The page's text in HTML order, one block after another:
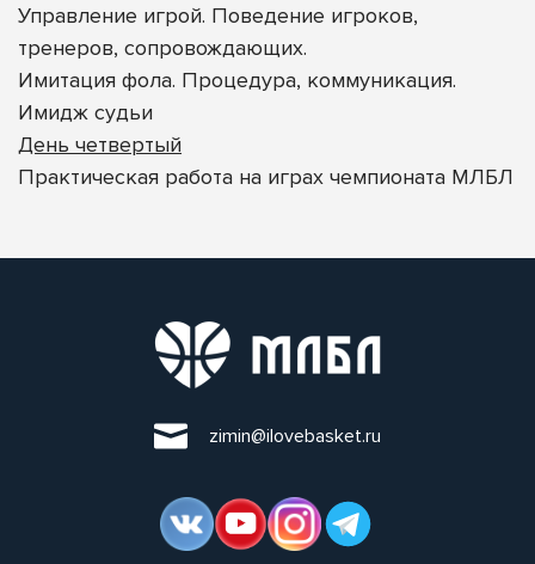
Управление игрой. Поведение игроков,
тренеров, сопровождающих.
Имитация фола. Процедура, коммуникация.
Имидж судьи
День четвертый
Практическая работа на играх чемпионата МЛБЛ
zimin@ilovebasket.ru